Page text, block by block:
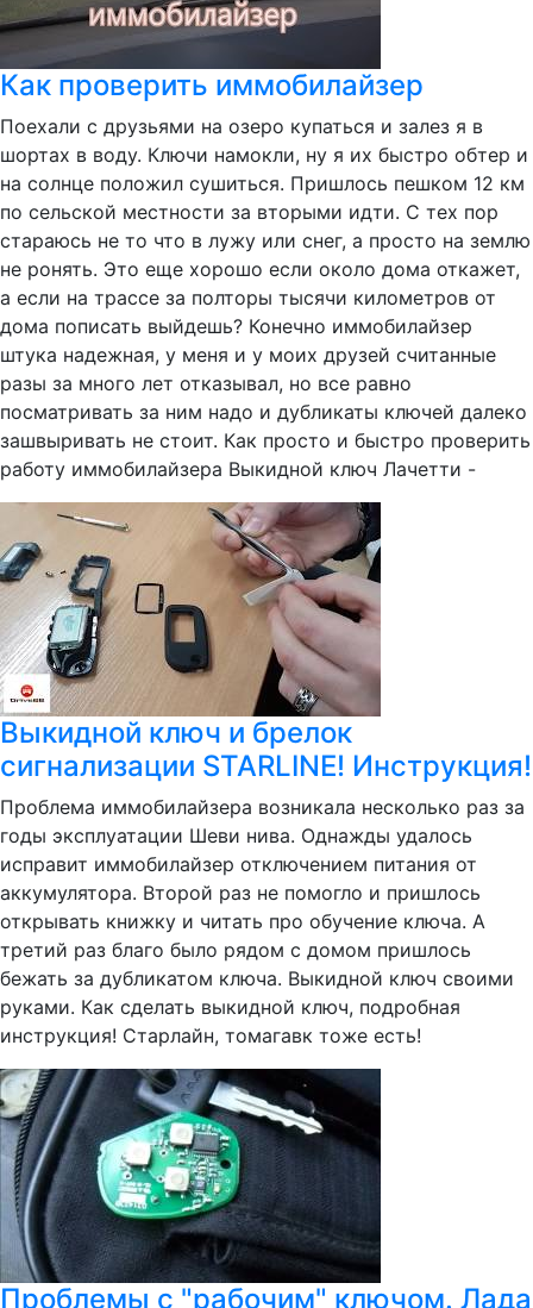
Как проверить иммобилайзер
Поехали с друзьями на озеро купаться и залез я в
шортах в воду. Ключи намокли, ну я их быстро обтер и
на солнце положил сушиться. Пришлось пешком 12 км
по сельской местности за вторыми идти. С тех пор
стараюсь не то что в лужу или снег, а просто на землю
не ронять. Это еще хорошо если около дома откажет,
а если на трассе за полторы тысячи километров от
дома пописать выйдешь? Конечно иммобилайзер
штука надежная, у меня и у моих друзей считанные
разы за много лет отказывал, но все равно
посматривать за ним надо и дубликаты ключей далеко
зашвыривать не стоит. Как просто и быстро проверить
работу иммобилайзера Выкидной ключ Лачетти -
Выкидной ключ и брелок
сигнализации STARLINE! Инструкция!
Проблема иммобилайзера возникала несколько раз за
годы эксплуатации Шеви нива. Однажды удалось
исправит иммобилайзер отключением питания от
аккумулятора. Второй раз не помогло и пришлось
открывать книжку и читать про обучение ключа. А
третий раз благо было рядом с домом пришлось
бежать за дубликатом ключа. Выкидной ключ своими
руками. Как сделать выкидной ключ, подробная
инструкция! Старлайн, томагавк тоже есть!
Проблемы с "рабочим" ключом. Лада